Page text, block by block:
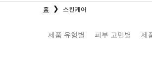
홈 스킨케어
제품 유형별 피부 고민별 제